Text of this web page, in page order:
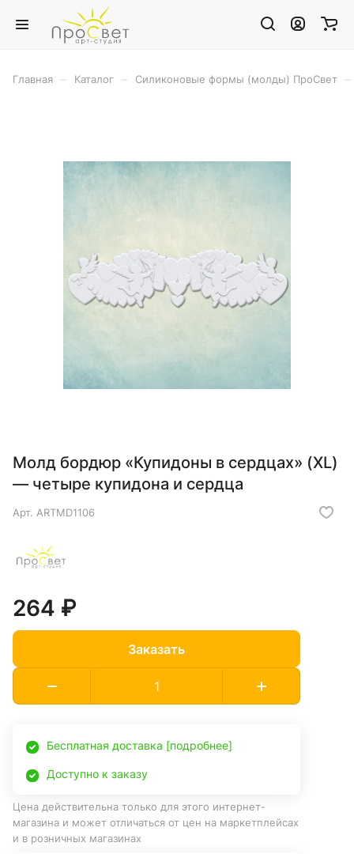
Главная Каталог Силиконовые формы (молды) ПроСвет
Молд бордюр «Купидоны в сердцах» (XL)
— четыре купидона и сердца
Арт. ARTMD1106
264 ₽
Заказать
Бесплатная доставка [подробнее]
Доступно к заказу
Цена действительна только для этого интернет-
магазина и может отличаться от цен на маркетплейсах
и в розничных магазинах